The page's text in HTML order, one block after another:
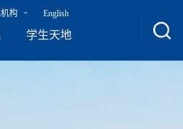
构 English
学生天地